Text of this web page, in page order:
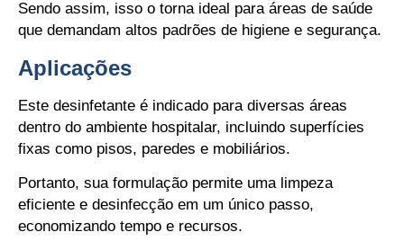
Sendo assim, isso o torna ideal para áreas de saúde
que demandam altos padrões de higiene e segurança.
Aplicações
Este desinfetante é indicado para diversas áreas
dentro do ambiente hospitalar, incluindo superfícies
fixas como pisos, paredes e mobiliários.
Portanto, sua formulação permite uma limpeza
eficiente e desinfecção em um único passo,
economizando tempo e recursos.